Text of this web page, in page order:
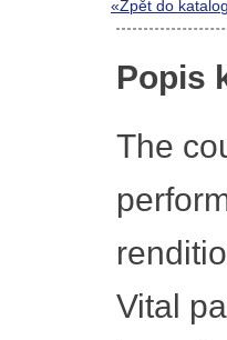
«Zpět do
Popis
The
Vital